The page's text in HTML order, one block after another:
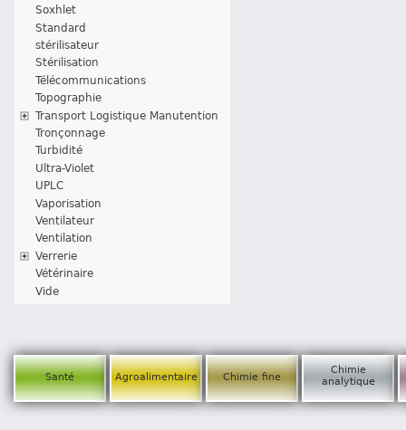
Soxhlet
Standard
stérilisateur
Stérilisation
Télécommunications
Topographie
Transport Logistique Manutention
Tronçonnage
Turbidité
Ultra-Violet
UPLC
Vaporisation
Ventilateur
Ventilation
Verrerie
Vétérinaire
Vide
Santé Agroalimentaire Chimie fine
Chimie
analytique